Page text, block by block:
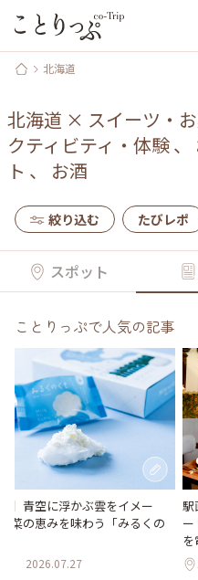
北海道
北海道 × スイーツ・
クティビティ・体験、
ト 、 お酒
絞り込む たびレポ
スポット
ことりっぷで人気の記事
】青空に浮かぶ雲をイメー
菜の恵みを味わう「みるくの
2026.07.27
駅